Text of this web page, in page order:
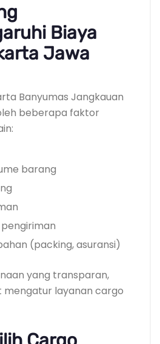
Biaya
Jawa
Banyumas Jangkauan
beberapa faktor
barang
(packing, asuransi)
yang transparan,
mengatur layanan cargo